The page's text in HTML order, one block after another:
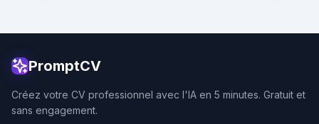
PromptCV
Créez votre CV professionnel avec l'IA en 5 minutes. Gratuit et
sans engagement.